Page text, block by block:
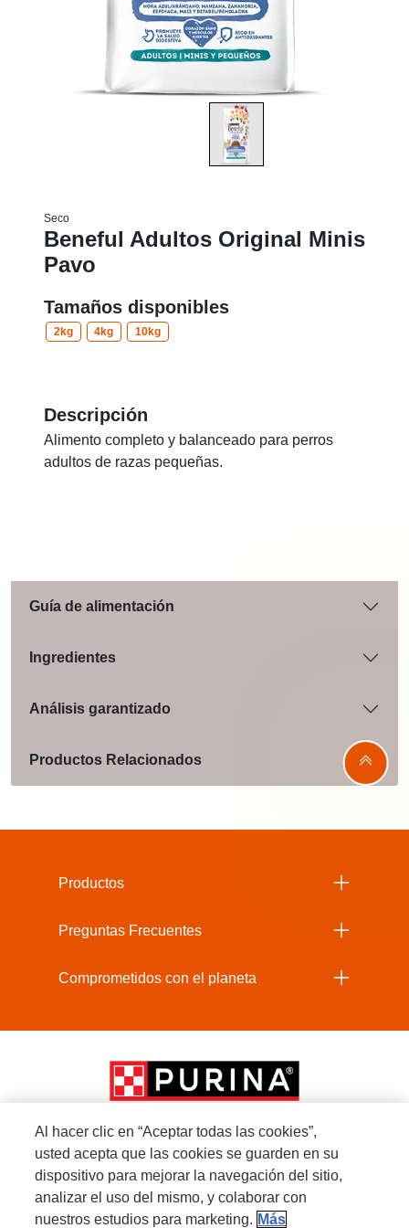
Seco
Beneful Adultos Original Minis
Pavo
Tamaños disponibles
2kg 4kg 10kg
Descripción
Alimento completo y balanceado para perros
adultos de razas pequeñas.
Guía de alimentación
Ingredientes
Análisis garantizado
Productos Relacionados
Productos
Preguntas Frecuentes
Comprometidos con el planeta
Menu Footer Secundario Beneful
Al hacer clic en “Aceptar todas las cookies”,
usted acepta que las cookies se guarden en su
dispositivo para mejorar la navegación del sitio,
analizar el uso del mismo, y colaborar con
nuestros estudios para marketing. Más